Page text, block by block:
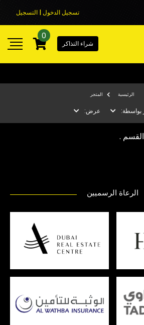
تسجيل الدخول | التسجيل
شراء التذاكر
0
الرئيسية المتجر
بواسطة: عرض:
.
الرعاة الرسميين